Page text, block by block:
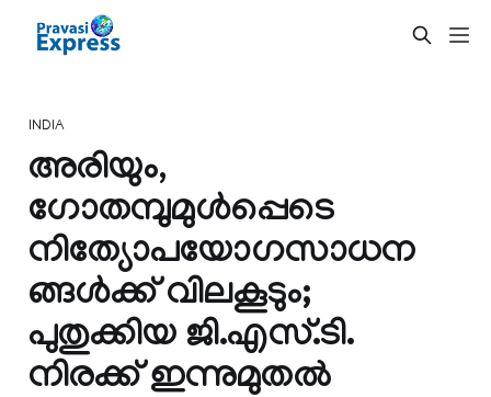
INDIA
അരിയും,
ഗോതമ്പുമുൾപ്പെടെ
നിത്യോപയോഗസാധന
ങ്ങൾക്ക്‌ വിലകൂടും;
പുതുക്കിയ ജി.എസ്.ടി.
നിരക്ക് ഇന്നുമുതൽ